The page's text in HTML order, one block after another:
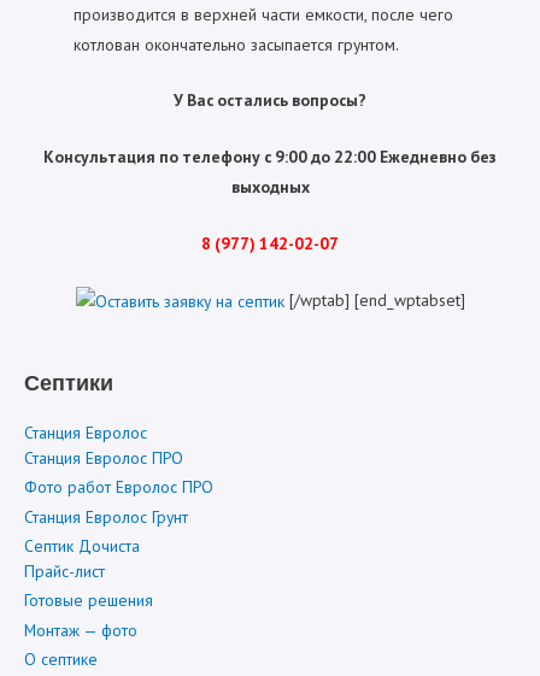
Септики
Станция Евролос
Станция Евролос ПРО
Фото работ Евролос ПРО
Станция Евролос Грунт
Септик Дочиста
Прайс-лист
Готовые решения
Монтаж — фото
О септике
производится в верхней части емкости, после чего
котлован окончательно засыпается грунтом.
У Вас остались вопросы?
Консультация по телефону с 9:00 до 22:00 Ежедневно без
выходных
8 (977) 142-02-07
[/wptab] [end_wptabset]